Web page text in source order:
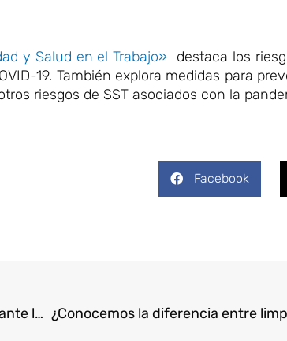
y Salud en el Trabajo»
destaca los
19. También explora medidas para
riesgos de SST asociados con la
Facebook
Medidas de control del riesgo de contagio durante la contención del COVID-19 en el sector transporte